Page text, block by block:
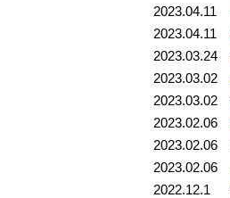
2023.04.11
2023.04.11
2023.03.24
2023.03.02
2023.03.02
2023.02.06
2023.02.06
2023.02.06
2022.12.1